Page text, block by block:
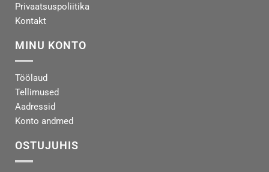
Privaatsuspoliitika
Kontakt
MINU KONTO
Töölaud
Tellimused
Aadressid
Konto andmed
OSTUJUHIS